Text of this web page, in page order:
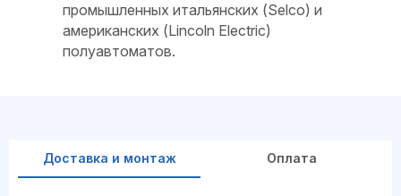
промышленных итальянских (Selco) и
американских (Lincoln Electric)
полуавтоматов.
Доставка и монтаж Оплата